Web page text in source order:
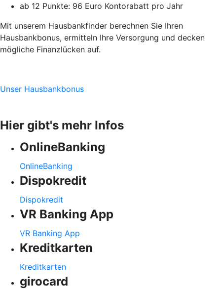
ab 12 Punkte: 96 Euro Kontorabatt pro Jahr
Mit unserem Hausbankfinder berechnen Sie Ihren
Hausbankbonus, ermitteln Ihre Versorgung und decken
mögliche Finanzlücken auf.
Unser Hausbankbonus
Hier gibt's mehr Infos
OnlineBanking
OnlineBanking
Dispokredit
Dispokredit
VR Banking App
VR Banking App
Kreditkarten
Kreditkarten
girocard